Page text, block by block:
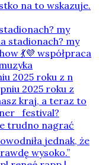
my
2025 roku z n